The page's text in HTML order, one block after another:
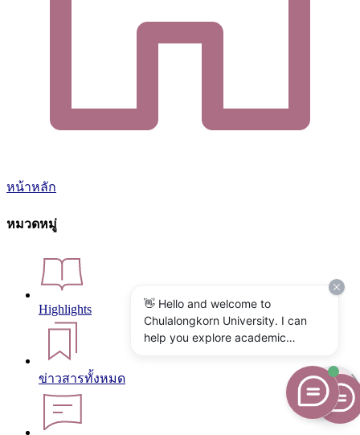
หน้าหลัก
หมวดหมู่
Highlights
ข่าวสารทั้งหมด
👋 Hello and welcome to
Chulalongkorn University. I can
help you explore academic